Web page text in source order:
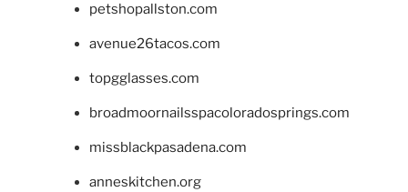
petshopallston.com
avenue26tacos.com
topgglasses.com
broadmoornailsspacoloradosprings.com
missblackpasadena.com
anneskitchen.org